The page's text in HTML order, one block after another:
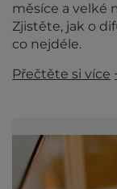
měsíce a velké
Zjistěte, jak o
co nejdéle.
Přečtěte si více